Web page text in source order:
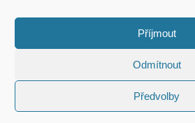
Příjmout
Odmítnout
Předvolby
WP Royal